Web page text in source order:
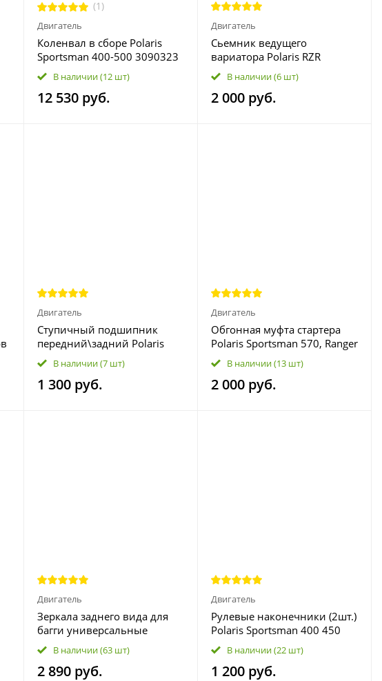
(1)
Двигатель
Коленвал в сборе Polaris
Sportsman 400-500 3090323
3089570 3085861
В наличии(12 шт)
12 530 руб.
Двигатель
Сьемник ведущего
вариатора Polaris RZR
1000\900, Ranger 900,
2872085 CPT-1-001 TOOL-1
В наличии(6 шт)
2 000 руб.
Двигатель
Ступичный подшипник
передний\задний Polaris
Sportsman XP550/850/1000,
RZR XP 900/1000, Ranger
900/1000 3514699 3514627
В наличии(7 шт)
1 300 руб.
Двигатель
Обгонная муфта стартера
Polaris Sportsman 570, Ranger
570, RZR 570, ACE 570
1205604
В наличии(13 шт)
2 000 руб.
Двигатель
Зеркала заднего вида для
багги универсальные
Kemimoto (SSV) Polaris, Can-
Am BRP, Yamaha FTVMI017
В наличии(63 шт)
2 890 руб.
Двигатель
Рулевые наконечники (2шт.)
Polaris Sportsman 400 450
500 570 700 800 7061138
7061139 51-1021
В наличии(22 шт)
1 200 руб.